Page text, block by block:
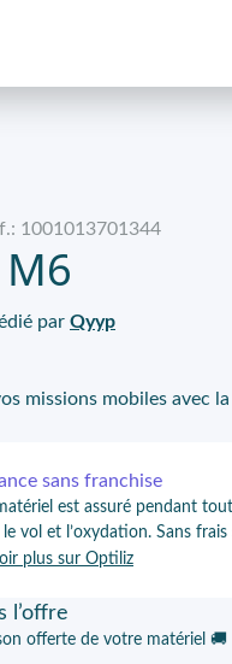
1001013701344
par Qyyp
missions mobiles avec
sans franchise
est assuré pendant
le vol et l’oxydation. Sans
plus sur Optiliz
l’offre
offerte de votre matériel 🚚